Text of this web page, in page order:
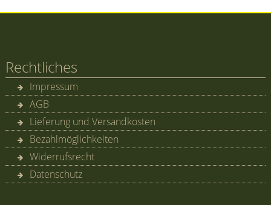
Rechtliches
Impressum
AGB
Lieferung und Versandkosten
Bezahlmöglichkeiten
Widerrufsrecht
Datenschutz